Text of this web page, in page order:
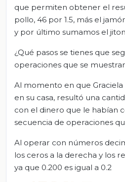
que permiten obtener el
pollo, 46 por 1.5, más el
y por último sumamos el
¿Qué pasos se tienes que
operaciones que se
Al momento en que
en su casa, resultó una
con el dinero que le habían
secuencia de operaciones
Al operar con números
los ceros a la derecha y los
ya que 0.200 es igual a 0.2